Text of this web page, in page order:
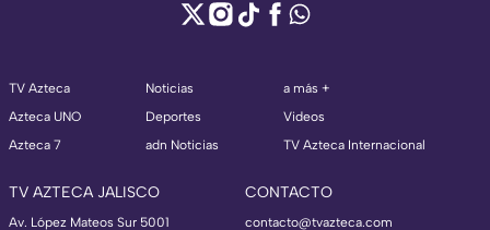
TV Azteca
Azteca UNO
Azteca 7
Noticias
Deportes
adn Noticias
a más +
Videos
TV Azteca Internacional
TV AZTECA JALISCO
Av. López Mateos Sur 5001
CONTACTO
contacto@tvazteca.com